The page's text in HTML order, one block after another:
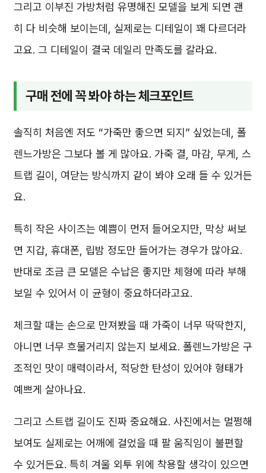
그리고 이부진 가방처럼 유명해진 모델을 보게 되면 괜
히 다 비슷해 보이는데, 실제로는 디테일이 꽤 다르더라
고요. 그 디테일이 결국 데일리 만족도를 갈라요.
구매 전에 꼭 봐야 하는 체크포인트
솔직히 처음엔 저도 “가죽만 좋으면 되지” 싶었는데, 폴
렌느가방은 그보다 볼 게 많아요. 가죽 결, 마감, 무게, 스
트랩 길이, 여닫는 방식까지 같이 봐야 오래 들 수 있거든
요.
특히 작은 사이즈는 예쁨이 먼저 들어오지만, 막상 써보
면 지갑, 휴대폰, 립밤 정도만 들어가는 경우가 많아요.
반대로 조금 큰 모델은 수납은 좋지만 체형에 따라 부해
보일 수 있어서 이 균형이 중요하더라고요.
체크할 때는 손으로 만져봤을 때 가죽이 너무 딱딱한지,
아니면 너무 흐물거리지 않는지 보세요. 폴렌느가방은 구
조적인 맛이 매력이라서, 적당한 탄성이 있어야 형태가
예쁘게 살아나요.
그리고 스트랩 길이도 진짜 중요해요. 사진에서는 멀쩡해
보여도 실제로는 어깨에 걸었을 때 팔 움직임이 불편할
수 있거든요. 특히 겨울 외투 위에 착용할 생각이 있으면